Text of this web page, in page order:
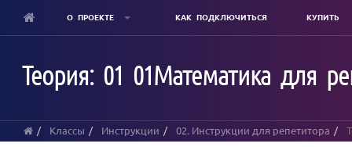
content
О ПРОЕКТЕ КАК ПОДКЛЮЧИТЬСЯ КУПИТЬ
Теория: 01 01Математика для
Классы Инструкции 02. Инструкции для репетитора